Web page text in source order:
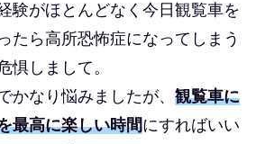
験がほとんどなく今日観覧車を
たら高所恐怖症になってしまう
惧しまして。
かなり悩みましたが、 観覧車に
最高に楽しい時間にすればいい